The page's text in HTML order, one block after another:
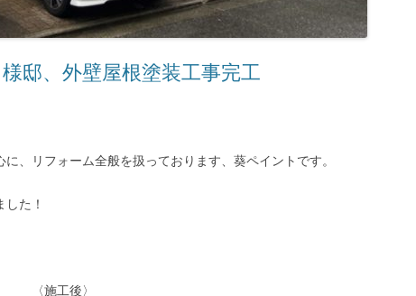
邸、外壁屋根塗装工事完工
、リフォーム全般を扱っております、葵ペイントです。
た！
工後〉